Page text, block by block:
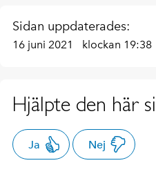
Sidan uppdaterades:
16 juni 2021 klockan 19:38
Hjälpte den här
Ja Nej